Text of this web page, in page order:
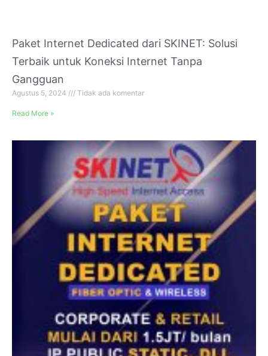
Paket Internet Dedicated dari SKINET: Solusi
Terbaik untuk Koneksi Internet Tanpa
Gangguan
Agustus 5, 2024 Tidak ada komentar
Read More »